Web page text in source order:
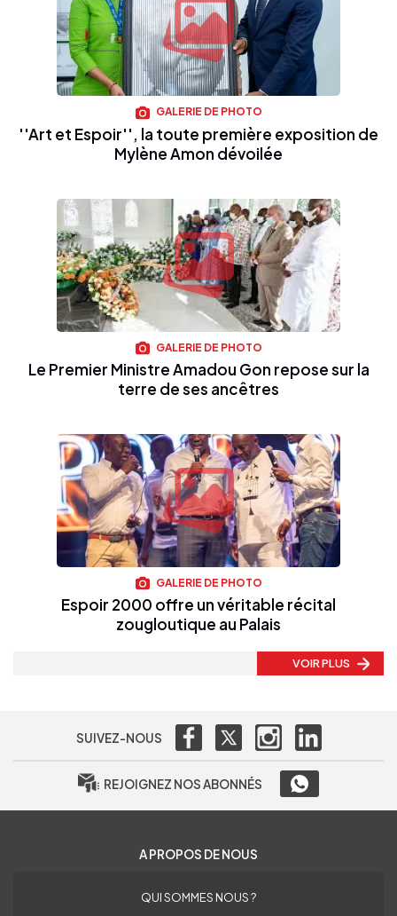
GALERIE DE PHOTO
''Art et Espoir'', la toute première exposition de
Mylène Amon dévoilée
GALERIE DE PHOTO
Le Premier Ministre Amadou Gon repose sur la
terre de ses ancêtres
GALERIE DE PHOTO
Espoir 2000 offre un véritable récital
zougloutique au Palais
VOIR PLUS
SUIVEZ-NOUS
REJOIGNEZ NOS ABONNÉS
A PROPOS DE NOUS
QUI SOMMES NOUS ?